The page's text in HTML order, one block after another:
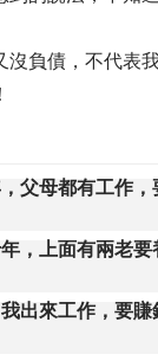
沒負債，不代表
父母都有工作，
，上面有兩老要
出來工作，要賺